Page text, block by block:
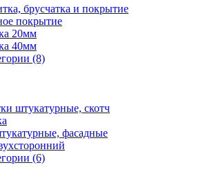
брусчатка и покрытие
покрытие
20мм
40мм
(8)
штукатурные, скотч
фасадные
(6)